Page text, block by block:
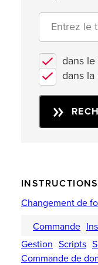
dans
dans
INSTRUCTIONS
Changement de
Commande
Gestion Scripts
Commande de